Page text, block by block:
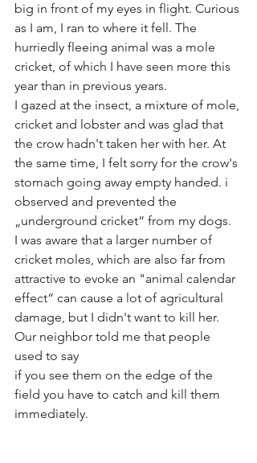
big in front of my eyes in flight. Curious
as I am, I ran to where it fell. The
hurriedly fleeing animal was a mole
cricket, of which I have seen more this
year than in previous years.
I gazed at the insect, a mixture of mole,
cricket and lobster and was glad that
the crow hadn't taken her with her. At
the same time, I felt sorry for the crow's
stomach going away empty handed. i
observed and prevented the
„underground cricket“ from my dogs.
I was aware that a larger number of
cricket moles, which are also far from
attractive to evoke an "animal calendar
effect“ can cause a lot of agricultural
damage, but I didn't want to kill her.
Our neighbor told me that people
used to say
if you see them on the edge of the
field you have to catch and kill them
immediately.